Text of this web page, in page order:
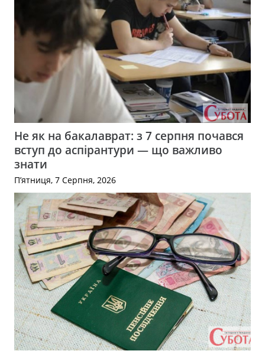
Не як на бакалаврат: з 7 серпня почався
вступ до аспірантури — що важливо
знати
П’ятниця, 7 Серпня, 2026